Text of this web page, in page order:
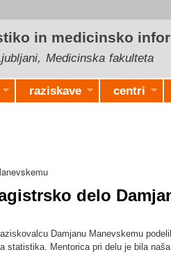
in medicinsko
Medicinska fakulteta
raziskave centri
delo
Damjanu Manevskemu
statistika. Mentorica pri delu je bila